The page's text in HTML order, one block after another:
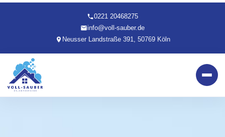
0221 20468275
info@voll-sauber.de
Neusser Landstraße 391, 50769 Köln